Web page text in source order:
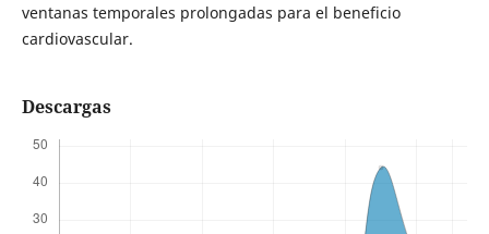
ventanas temporales prolongadas para el beneficio
cardiovascular.
Descargas